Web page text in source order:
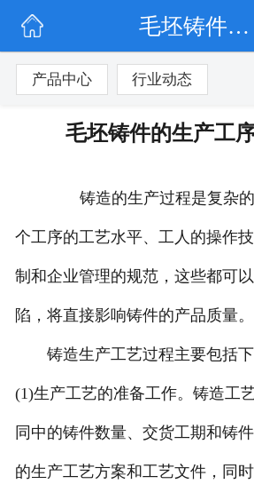
毛坯铸件的生产工序与缺陷检测
产品中心 行业动态
毛坯铸件的生产工
铸造的生产过程是复杂的
个工序的工艺水平、工人的操作
制和企业管理的规范，这些都可
陷，将直接影响铸件的产品质量。
铸造生产工艺过程主要包括下
(1)生产工艺的准备工作。铸造工
同中的铸件数量、交货工期和铸
的生产工艺方案和工艺文件，同